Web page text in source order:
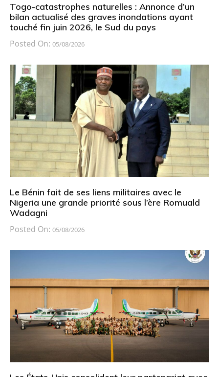
Togo-catastrophes naturelles : Annonce d’un
bilan actualisé des graves inondations ayant
touché fin juin 2026, le Sud du pays
Posted On: 05/08/2026
Le Bénin fait de ses liens militaires avec le
Nigeria une grande priorité sous l’ère Romuald
Wadagni
Posted On: 05/08/2026